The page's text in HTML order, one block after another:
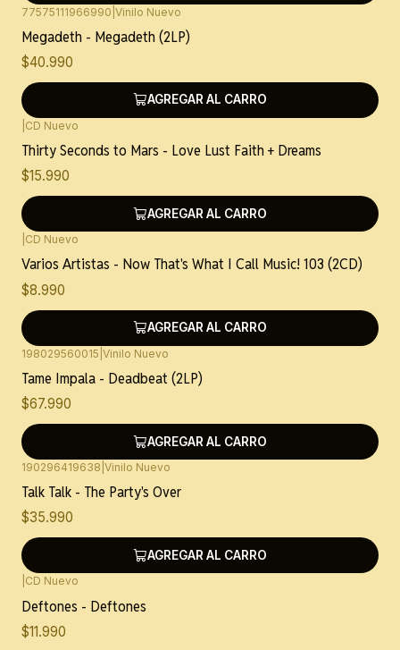
77575111966990 Vinilo Nuevo
Megadeth - Megadeth (2LP)
$40.990
AGREGAR AL CARRO
CD Nuevo
Thirty Seconds to Mars - Love Lust Faith + Dreams
$15.990
AGREGAR AL CARRO
CD Nuevo
Varios Artistas - Now That's What I Call Music! 103 (2CD)
$8.990
AGREGAR AL CARRO
198029560015 Vinilo Nuevo
Tame Impala - Deadbeat (2LP)
$67.990
AGREGAR AL CARRO
190296419638 Vinilo Nuevo
Talk Talk - The Party's Over
$35.990
AGREGAR AL CARRO
CD Nuevo
Deftones - Deftones
$11.990